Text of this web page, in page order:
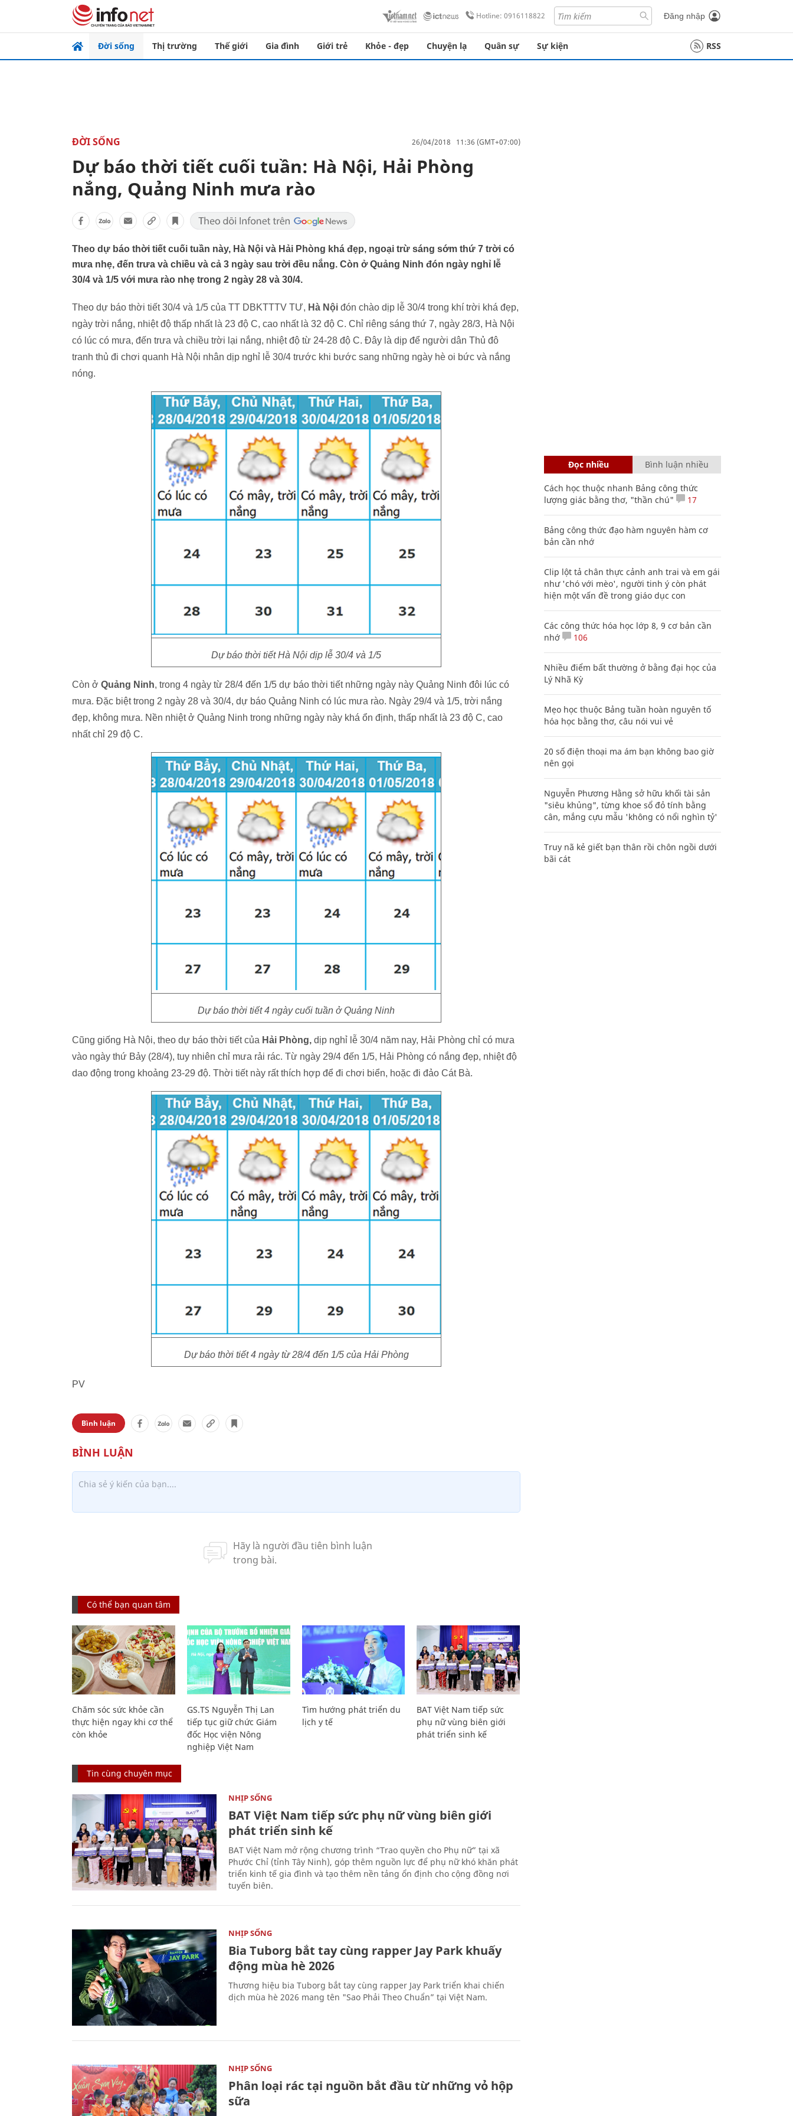
Hotline: 0916118822 Đăng nhập
Đời sống Thị trường Thế giới Gia đình Giới trẻ Khỏe - đẹp Chuyện lạ Quân sự Sự kiện RSS
ĐỜI SỐNG 26/04/2018 11:36 (GMT+07:00)
Dự báo thời tiết cuối tuần: Hà Nội, Hải Phòng
nắng, Quảng Ninh mưa rào
Theo dự báo thời tiết cuối tuần này, Hà Nội và Hải Phòng khá đẹp, ngoại trừ sáng sớm thứ 7 trời có
mưa nhẹ, đến trưa và chiều và cả 3 ngày sau trời đều nắng. Còn ở Quảng Ninh đón ngày nghỉ lễ
30/4 và 1/5 với mưa rào nhẹ trong 2 ngày 28 và 30/4.
Theo dự báo thời tiết 30/4 và 1/5 của TT DBKTTTV TƯ, Hà Nội đón chào dịp lễ 30/4 trong khí trời khá đẹp,
ngày trời nắng, nhiệt độ thấp nhất là 23 độ C, cao nhất là 32 độ C. Chỉ riêng sáng thứ 7, ngày 28/3, Hà Nội
có lúc có mưa, đến trưa và chiều trời lại nắng, nhiệt độ từ 24-28 độ C. Đây là dịp để người dân Thủ đô
tranh thủ đi chơi quanh Hà Nội nhân dịp nghỉ lễ 30/4 trước khi bước sang những ngày hè oi bức và nắng
nóng.
Dự báo thời tiết Hà Nội dịp lễ 30/4 và 1/5
Còn ở Quảng Ninh, trong 4 ngày từ 28/4 đến 1/5 dự báo thời tiết những ngày này Quảng Ninh đôi lúc có
mưa. Đặc biệt trong 2 ngày 28 và 30/4, dự báo Quảng Ninh có lúc mưa rào. Ngày 29/4 và 1/5, trời nắng
đẹp, không mưa. Nền nhiệt ở Quảng Ninh trong những ngày này khá ổn định, thấp nhất là 23 độ C, cao
nhất chỉ 29 độ C.
Dự báo thời tiết 4 ngày cuối tuần ở Quảng Ninh
Cũng giống Hà Nội, theo dự báo thời tiết của Hải Phòng, dịp nghỉ lễ 30/4 năm nay, Hải Phòng chỉ có mưa
vào ngày thứ Bảy (28/4), tuy nhiên chỉ mưa rải rác. Từ ngày 29/4 đến 1/5, Hải Phòng có nắng đẹp, nhiệt độ
dao động trong khoảng 23-29 độ. Thời tiết này rất thích hợp để đi chơi biển, hoặc đi đảo Cát Bà.
Dự báo thời tiết 4 ngày từ 28/4 đến 1/5 của Hải Phòng
PV
Bình luận
Có thể bạn quan tâm
Chăm sóc sức khỏe cần
thực hiện ngay khi cơ thể
còn khỏe
GS.TS Nguyễn Thị Lan
tiếp tục giữ chức Giám
đốc Học viện Nông
nghiệp Việt Nam
Tìm hướng phát triển du
lịch y tế
BAT Việt Nam tiếp sức
phụ nữ vùng biên giới
phát triển sinh kế
Tin cùng chuyên mục
NHỊP SỐNG
BAT Việt Nam tiếp sức phụ nữ vùng biên giới
phát triển sinh kế
BAT Việt Nam mở rộng chương trình “Trao quyền cho Phụ nữ” tại xã
Phước Chỉ (tỉnh Tây Ninh), góp thêm nguồn lực để phụ nữ khó khăn phát
triển kinh tế gia đình và tạo thêm nền tảng ổn định cho cộng đồng nơi
tuyến biên.
NHỊP SỐNG
Bia Tuborg bắt tay cùng rapper Jay Park khuấy
động mùa hè 2026
Thương hiệu bia Tuborg bắt tay cùng rapper Jay Park triển khai chiến
dịch mùa hè 2026 mang tên "Sao Phải Theo Chuẩn” tại Việt Nam.
NHỊP SỐNG
Phân loại rác tại nguồn bắt đầu từ những vỏ hộp
sữa
Đọc nhiều Bình luận nhiều
Cách học thuộc nhanh Bảng công thức
lượng giác bằng thơ, "thần chú"
17
Bảng công thức đạo hàm nguyên hàm cơ
bản cần nhớ
Clip lột tả chân thực cảnh anh trai và em gái
như 'chó với mèo', người tinh ý còn phát
hiện một vấn đề trong giáo dục con
Các công thức hóa học lớp 8, 9 cơ bản cần
nhớ
106
Nhiều điểm bất thường ở bằng đại học của
Lý Nhã Kỳ
Mẹo học thuộc Bảng tuần hoàn nguyên tố
hóa học bằng thơ, câu nói vui vẻ
20 số điện thoại ma ám bạn không bao giờ
nên gọi
Nguyễn Phương Hằng sở hữu khối tài sản
"siêu khủng", từng khoe sổ đỏ tính bằng
cân, mắng cựu mẫu 'không có nổi nghìn tỷ'
Truy nã kẻ giết bạn thân rồi chôn ngồi dưới
bãi cát